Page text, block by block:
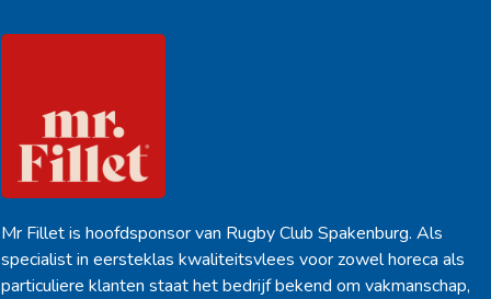
Mr Fillet is hoofdsponsor van Rugby Club Spakenburg. Als
specialist in eersteklas kwaliteitsvlees voor zowel horeca als
particuliere klanten staat het bedrijf bekend om vakmanschap,